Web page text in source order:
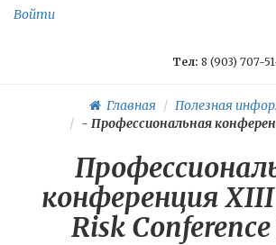
Войти
Тел: 8 (903) 707-
Главная
Полезная
- Профессиональная
конференция XIII
Risk Conference